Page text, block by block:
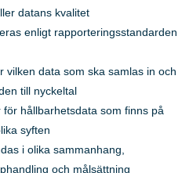
datans kvalitet
enligt rapporteringsstandarden
vilken data som ska samlas in och
till nyckeltal
hållbarhetsdata som finns på
syften
i olika sammanhang,
och målsättning